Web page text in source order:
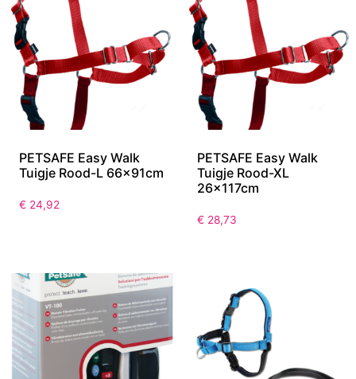
PETSAFE Easy Walk
Tuigje Rood-L 66x91cm
€ 24,92
PETSAFE Easy Walk
Tuigje Rood-XL
26x117cm
€ 28,73